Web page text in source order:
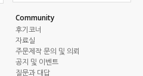
Community
후기코너
자료실
주문제작 문의 및 의뢰
공지 및 이벤트
질문과 대답